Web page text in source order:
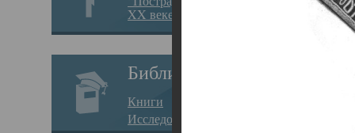
XX веке на Севере”
Библиотека
Книги
Исследования